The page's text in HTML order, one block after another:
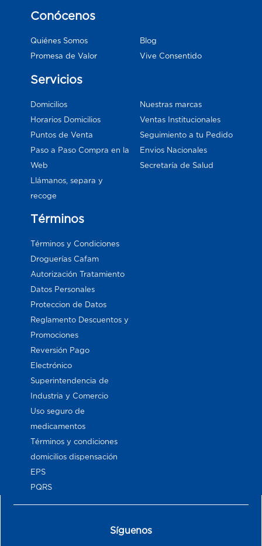
Conócenos
Quiénes Somos
Promesa de Valor
Blog
Vive Consentido
Servicios
Domicilios
Horarios Domicilios
Puntos de Venta
Paso a Paso Compra en la
Web
Llámanos, separa y
recoge
Nuestras marcas
Ventas Institucionales
Seguimiento a tu Pedido
Envios Nacionales
Secretaría de Salud
Términos
Términos y Condiciones
Droguerías Cafam
Autorización Tratamiento
Datos Personales
Proteccion de Datos
Reglamento Descuentos y
Promociones
Reversión Pago
Electrónico
Superintendencia de
Industria y Comercio
Uso seguro de
medicamentos
Términos y condiciones
domicilios dispensación
EPS
PQRS
Síguenos